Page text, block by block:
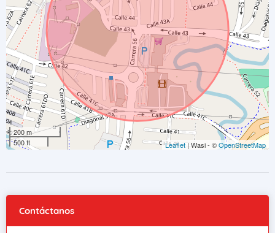
200 m
500 ft
Leaflet | Wasi - ©OpenStreetMap
Contáctanos